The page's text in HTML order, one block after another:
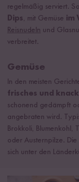
regelmäßig serviert.
Dips, mit Gemüse im
Reisnudeln und
verbreitet.
Gemüse
In den meisten
frisches und
schonend gedämpft
angebraten wird.
Brokkoli, Blumenkohl,
oder Austernpilze.
sich unter den